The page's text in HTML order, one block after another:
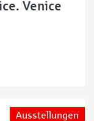
Venice
Ausstellungen